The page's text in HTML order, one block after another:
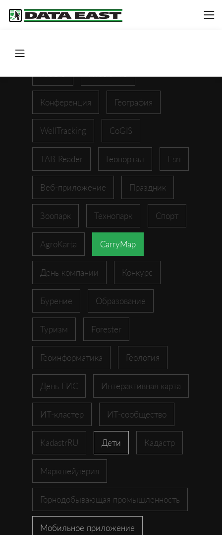
Конференция География
WellTracking CoGIS
TAB Reader Геопортал Esri
Веб-приложение Праздник
Зоопарк Технопарк Спорт
AgroKarta CarryMap
День компании Конкурс
Бурение Образование
Туризм Forester
Геоинформатика Геология
День ГИС Интерактивная карта
ИТ-кластер ИТ-сообщество
KadastrRU Дети Кадастр
Маркшейдерия
Горнодобывающая промышленность
Мобильное приложение